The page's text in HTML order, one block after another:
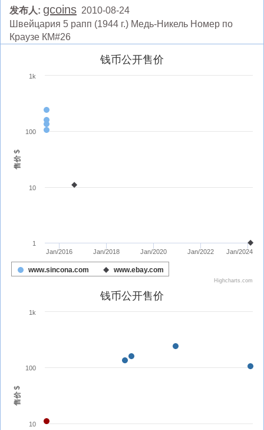
发布人: gcoins 2010-08-24
Швейцария 5 рапп (1944 г.) Медь-Никель Номер по
Краузе КМ#26